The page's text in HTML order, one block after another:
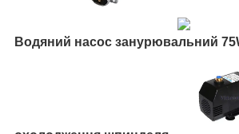
Водяний насос занурювальний